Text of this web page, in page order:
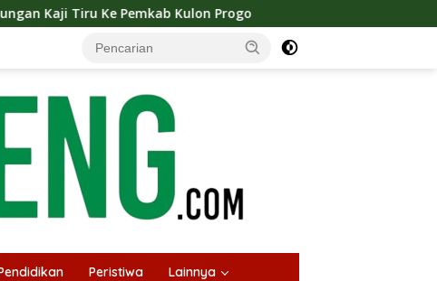
Kulon Progo Langsungkan Kaji Tiru, Bupati Bantul
Peristiwa Lainnya